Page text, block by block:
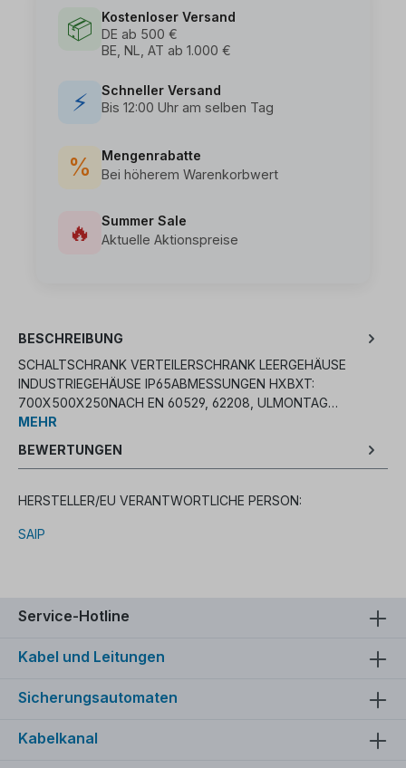
📦
Kostenloser Versand
DE ab 500 €
BE, NL, AT ab 1.000 €
⚡
Schneller Versand
Bis 12:00 Uhr am selben Tag
%
Mengenrabatte
Bei höherem Warenkorbwert
🔥
Summer Sale
Aktuelle Aktionspreise
BESCHREIBUNG
SCHALTSCHRANK VERTEILERSCHRANK LEERGEHÄUSE
INDUSTRIEGEHÄUSE IP65ABMESSUNGEN HXBXT:
700X500X250NACH EN 60529, 62208, ULMONTAG…
MEHR
BEWERTUNGEN
HERSTELLER/EU VERANTWORTLICHE PERSON:
SAIP
Service-Hotline
Kabel und Leitungen
Sicherungsautomaten
Kabelkanal